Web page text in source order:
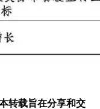
转载旨在分享和交